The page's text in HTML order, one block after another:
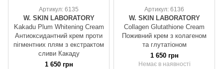
Артикул: 6135
W. SKIN LABORATORY
Kakadu Plum Whitening Cream
Антиоксидантний крем проти
пігментних плям з екстрактом
сливи Какаду
1 650 грн
Артикул: 6136
W. SKIN LABORATORY
Collagen Glutathione Cream
Поживний крем з колагеном
та глутатіоном
1 650 грн
Немає в наявності